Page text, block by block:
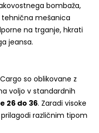
bombaža,
tehnična mešanica
na trganje, hkrati
jeansa.
so oblikovane z
voljo v standardnih
26 do 36. Zaradi visoke
različnim tipom